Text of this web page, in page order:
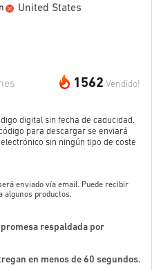
United States
1562 Vendido!
digital sin fecha de caducidad.
para descargar se enviará
sin ningún tipo de coste
enviado vía email. Puede recibir
algunos productos.
respaldada por
en menos de 60 segundos.